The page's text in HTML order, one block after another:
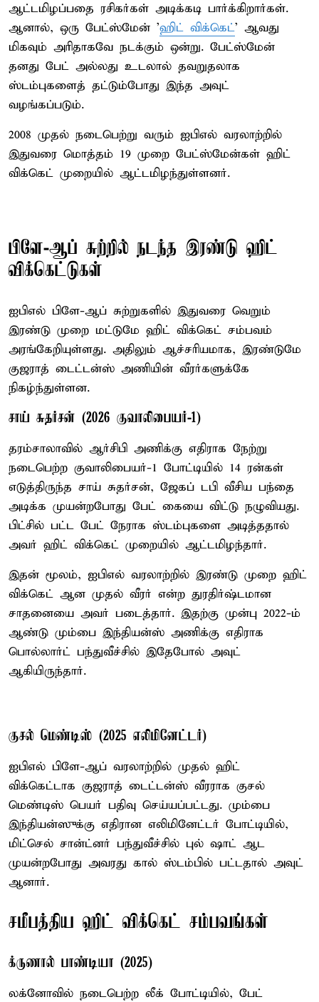
ஆட்டமிழப்பதை ரசிகர்கள் அடிக்கடி பார்க்கிறார்கள்.
ஆனால், ஒரு பேட்ஸ்மேன் 'ஹிட் விக்கெட்' ஆவது
மிகவும் அரிதாகவே நடக்கும் ஒன்று. பேட்ஸ்மேன்
தனது பேட் அல்லது உடலால் தவறுதலாக
ஸ்டம்புகளைத் தட்டும்போது இந்த அவுட்
வழங்கப்படும்.
2008 முதல் நடைபெற்று வரும் ஐபிஎல் வரலாற்றில்
இதுவரை மொத்தம் 19 முறை பேட்ஸ்மேன்கள் ஹிட்
விக்கெட் முறையில் ஆட்டமிழந்துள்ளனர்.
பிளே-ஆப் சுற்றில் நடந்த இரண்டு ஹிட்
விக்கெட்டுகள்
ஐபிஎல் பிளே-ஆப் சுற்றுகளில் இதுவரை வெறும்
இரண்டு முறை மட்டுமே ஹிட் விக்கெட் சம்பவம்
அரங்கேறியுள்ளது. அதிலும் ஆச்சரியமாக, இரண்டுமே
குஜராத் டைட்டன்ஸ் அணியின் வீரர்களுக்கே
நிகழ்ந்துள்ளன.
சாய் சுதர்சன் (2026 குவாலிபையர்-1)
தரம்சாலாவில் ஆர்சிபி அணிக்கு எதிராக நேற்று
நடைபெற்ற குவாலிபையர்-1 போட்டியில் 14 ரன்கள்
எடுத்திருந்த சாய் சுதர்சன், ஜேகப் டபி வீசிய பந்தை
அடிக்க முயன்றபோது பேட் கையை விட்டு நழுவியது.
பிட்சில் பட்ட பேட் நேராக ஸ்டம்புகளை அடித்ததால்
அவர் ஹிட் விக்கெட் முறையில் ஆட்டமிழந்தார்.
இதன் மூலம், ஐபிஎல் வரலாற்றில் இரண்டு முறை ஹிட்
விக்கெட் ஆன முதல் வீரர் என்ற துரதிர்ஷ்டமான
சாதனையை அவர் படைத்தார். இதற்கு முன்பு 2022-ம்
ஆண்டு மும்பை இந்தியன்ஸ் அணிக்கு எதிராக
பொல்லார்ட் பந்துவீச்சில் இதேபோல் அவுட்
ஆகியிருந்தார்.
குசல் மெண்டிஸ் (2025 எலிமினேட்டர்)
ஐபிஎல் பிளே-ஆப் வரலாற்றில் முதல் ஹிட்
விக்கெட்டாக குஜராத் டைட்டன்ஸ் வீரராக குசல்
மெண்டிஸ் பெயர் பதிவு செய்யப்பட்டது. மும்பை
இந்தியன்ஸுக்கு எதிரான எலிமினேட்டர் போட்டியில்,
மிட்செல் சான்ட்னர் பந்துவீச்சில் புல் ஷாட் ஆட
முயன்றபோது அவரது கால் ஸ்டம்பில் பட்டதால் அவுட்
ஆனார்.
சமீபத்திய ஹிட் விக்கெட் சம்பவங்கள்
க்ருணால் பாண்டியா (2025)
லக்னோவில் நடைபெற்ற லீக் போட்டியில், பேட்